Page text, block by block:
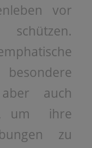
vor
auch
um ihre
zu